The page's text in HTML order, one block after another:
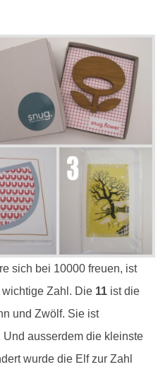
sich bei 10000 freuen, ist
Zahl. Die 11 ist die
und Zwölf. Sie ist
ausserdem die kleinste
wurde die Elf zur Zahl